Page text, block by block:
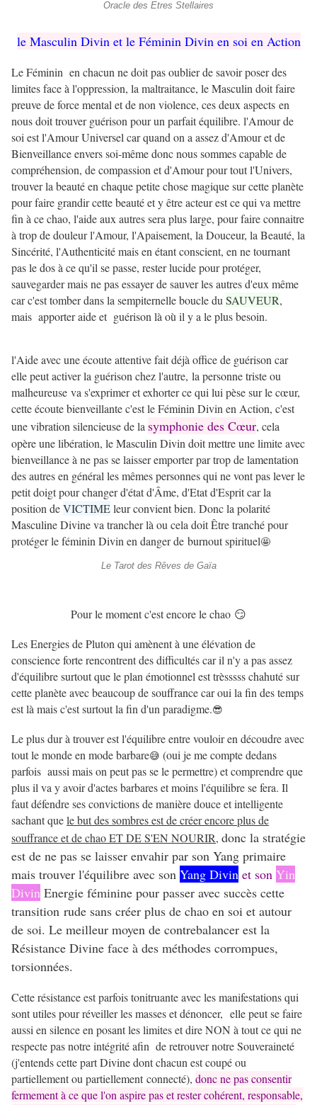
Oracle des Etres Stellaires
le Masculin Divin et le Féminin Divin en soi en Action
Le Féminin en chacun ne doit pas oublier de savoir poser des
limites face à l'oppression, la maltraitance, le Masculin doit faire
preuve de force mental et de non violence, ces deux aspects en
nous doit trouver guérison pour un parfait équilibre. l'Amour de
soi est l'Amour Universel car quand on a assez d'Amour et de
Bienveillance envers soi-même donc nous sommes capable de
compréhension, de compassion et d'Amour pour tout l'Univers,
trouver la beauté en chaque petite chose magique sur cette planète
pour faire grandir cette beauté et y être acteur est ce qui va mettre
fin à ce chao, l'aide aux autres sera plus large, pour faire connaitre
à trop de douleur l'Amour, l'Apaisement, la Douceur, la Beauté, la
Sincérité, l'Authenticité mais en étant conscient, en ne tournant
pas le dos à ce qu'il se passe, rester lucide pour protéger,
sauvegarder mais ne pas essayer de sauver les autres d'eux même
car c'est tomber dans la sempiternelle boucle du SAUVEUR,
mais apporter aide et guérison là où il y a le plus besoin.
l'Aide avec une écoute attentive fait déjà office de guérison car
elle peut activer la guérison chez l'autre, la personne triste ou
malheureuse va s'exprimer et exhorter ce qui lui pèse sur le cœur,
cette écoute bienveillante c'est le Féminin Divin en Action, c'est
une vibration silencieuse de la symphonie des Cœur, cela
opère une libération, le Masculin Divin doit mettre une limite avec
bienveillance à ne pas se laisser emporter par trop de lamentation
des autres en général les mêmes personnes qui ne vont pas lever le
petit doigt pour changer d'état d'Âme, d'Etat d'Esprit car la
position deVICTIMEleur convient bien. Donc la polarité
Masculine Divine va trancher là ou cela doit Être tranché pour
protéger le féminin Divin en danger de burnout spirituel🤩
Le Tarot des Rêves de Gaïa
Pour le moment c'est encore le chao 😏
Les Energies de Pluton qui amènent à une élévation de
conscience forte rencontrent des difficultés car il n'y a pas assez
d'équilibre surtout que le plan émotionnel est trèsssss chahuté sur
cette planète avec beaucoup de souffrance car oui la fin des temps
est là mais c'est surtout la fin d'un paradigme.😎
Le plus dur à trouver est l'équilibre entre vouloir en découdre avec
tout le monde en mode barbare😅 (oui je me compte dedans
parfois aussi mais on peut pas se le permettre) et comprendre que
plus il va y avoir d'actes barbares et moins l'équilibre se fera. Il
faut défendre ses convictions de manière douce et intelligente
sachant quele but des sombres est de créer encore plus de
souffrance et de chao ET DE S'EN NOURIR, donc la stratégie
est de ne pas se laisser envahir par son Yang primaire
mais trouver l'équilibre avec son Yang Divin et son Yin
Divin Energie féminine pour passer avec succès cette
transition rude sans créer plus de chao en soi et autour
de soi. Le meilleur moyen de contrebalancer est la
Résistance Divine face à des méthodes corrompues,
torsionnées.
Cette résistance est parfois tonitruante avec les manifestations qui
sont utiles pour réveiller les masses et dénoncer, elle peut se faire
aussi en silence en posant les limites et dire NON à tout ce qui ne
respecte pas notre intégrité afin de retrouver notre Souveraineté
(j'entends cette part Divine dont chacun est coupé ou
partiellement ou partiellement connecté), donc ne pas consentir
fermement à ce que l'on aspire pas et rester cohérent, responsable,